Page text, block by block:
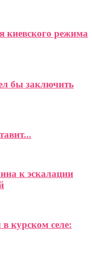
режима
бы заключить
к эскалации
курском селе: